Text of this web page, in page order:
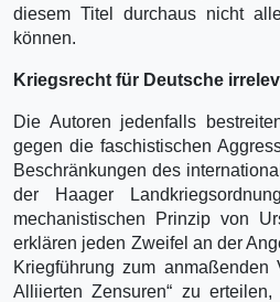
diesem Titel durchaus nicht
können.
Kriegsrecht für Deutsche
Die Autoren jedenfalls
gegen die faschistischen
Beschränkungen des
der Haager
mechanistischen Prinzip von
erklären jeden Zweifel an der
Kriegführung zum anmaßenden
Alliierten Zensuren“ zu